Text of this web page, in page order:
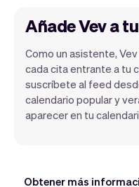
Añade Vev a
Como un asistente,
cada cita entrante a tu
suscríbete al feed
calendario popular y
aparecer en tu
Obtener más